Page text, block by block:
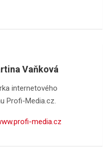
Vaňková
internetového
Profi-Media.cz.
media.cz